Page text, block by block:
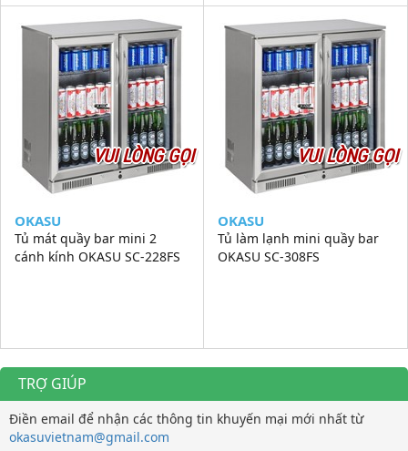
VUI LÒNG GỌI
OKASU
Tủ mát quầy bar mini 2
cánh kính OKASU SC-228FS
VUI LÒNG GỌI
OKASU
Tủ làm lạnh mini quầy bar
OKASU SC-308FS
TRỢ GIÚP
Điền email để nhận các thông tin khuyến mại mới nhất từ
okasuvietnam@gmail.com